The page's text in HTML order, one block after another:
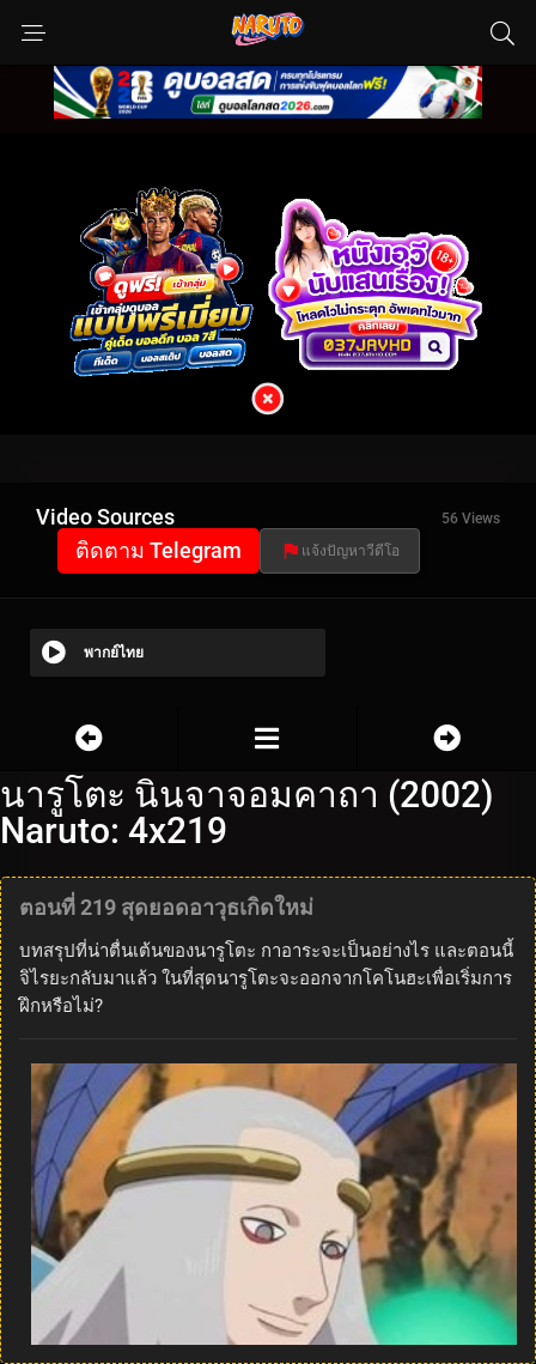
Video Sources 56 Views
ติดตาม Telegram แจ้งปัญหาวีดีโอ
พากย์ไทย
นารูโตะ นินจาจอมคาถา (2002)
Naruto: 4x219
ตอนที่ 219 สุดยอดอาวุธเกิดใหม่
บทสรุปที่น่าตื่นเต้นของนารูโตะ กาอาระจะเป็นอย่างไร และตอนนี้
จิไรยะกลับมาแล้ว ในที่สุดนารูโตะจะออกจากโคโนฮะเพื่อเริ่มการ
ฝึกหรือไม่?